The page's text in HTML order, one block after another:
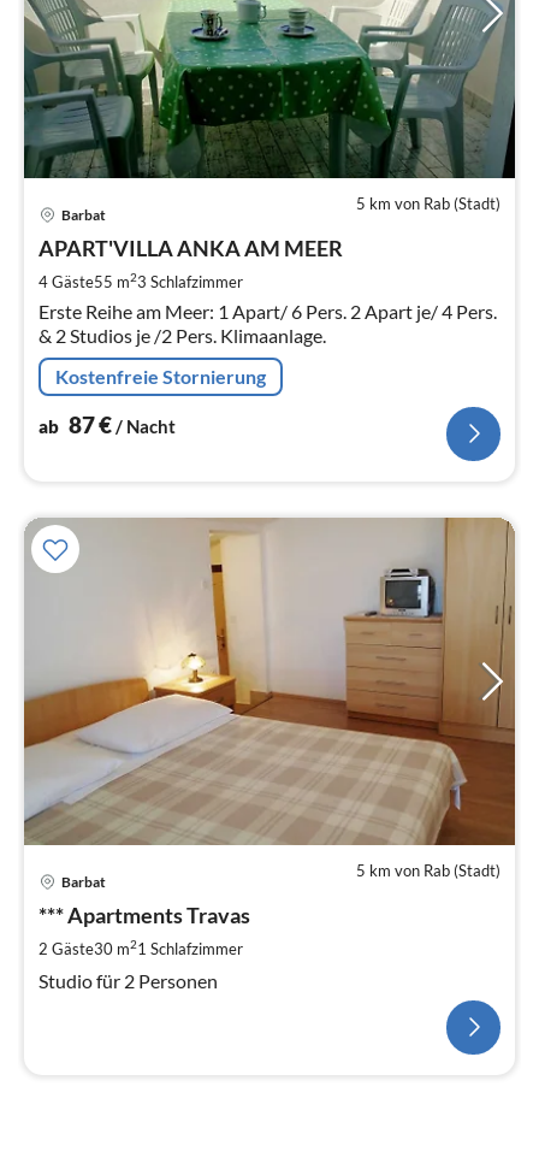
5 km von Rab (Stadt)
Barbat
APART'VILLA ANKA AM MEER
4 Gäste55 m23 Schlafzimmer
Erste Reihe am Meer: 1 Apart/ 6 Pers. 2 Apart je/ 4 Pers.
& 2 Studios je /2 Pers. Klimaanlage.
Kostenfreie Stornierung
ab 87€ / Nacht
5 km von Rab (Stadt)
Barbat
*** Apartments Travas
2 Gäste30 m21 Schlafzimmer
Studio für 2 Personen